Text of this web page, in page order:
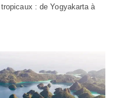
: de Yogyakarta à